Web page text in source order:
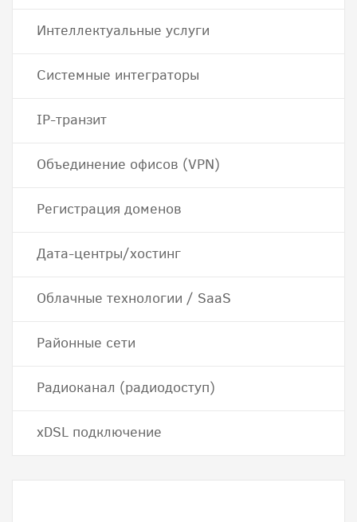
Интеллектуальные услуги
Системные интеграторы
IP-транзит
Объединение офисов (VPN)
Регистрация доменов
Дата-центры/хостинг
Облачные технологии / SaaS
Районные сети
Радиоканал (радиодоступ)
хDSL подключение